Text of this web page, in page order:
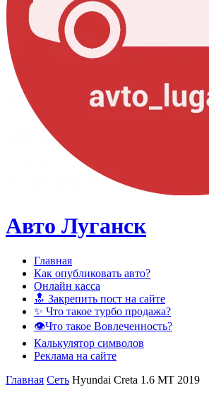
Авто Луганск
Главная
Как опубликовать авто?
Онлайн касса
🔝 Закрепить пост на сайте
✨ Что такое турбо продажа?
👁️Что такое Вовлеченность?
Калькулятор символов
Реклама на сайте
Главная Сеть Hyundai Creta 1.6 MT 2019